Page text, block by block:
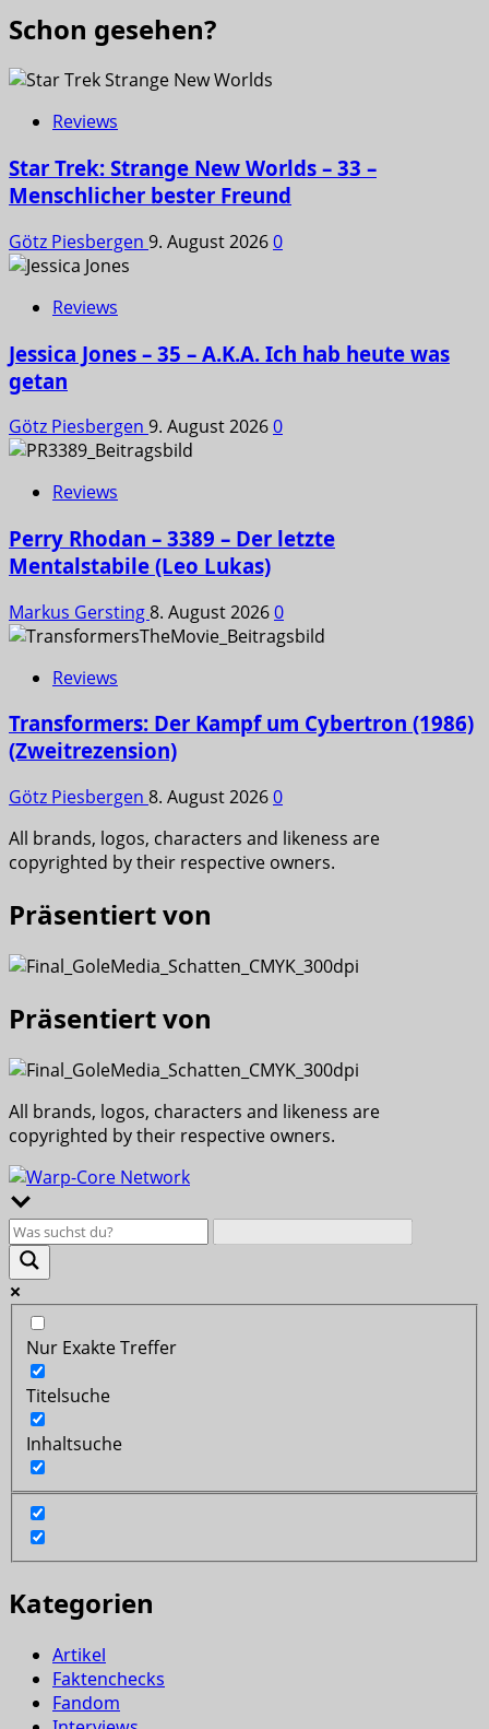
Schon gesehen?
Reviews
Star Trek: Strange New Worlds – 33 –
Menschlicher bester Freund
Götz Piesbergen 9. August 20260
Reviews
Jessica Jones – 35 – A.K.A. Ich hab heute was
getan
Götz Piesbergen 9. August 20260
Reviews
Perry Rhodan – 3389 – Der letzte
Mentalstabile (Leo Lukas)
Markus Gersting8. August 20260
Reviews
Transformers: Der Kampf um Cybertron (1986)
(Zweitrezension)
Götz Piesbergen 8. August 20260
All brands, logos, characters and likeness are
copyrighted by their respective owners.
Präsentiert von
Präsentiert von
All brands, logos, characters and likeness are
copyrighted by their respective owners.
Nur Exakte Treffer
Titelsuche
Inhaltsuche
Kategorien
Artikel
Faktenchecks
Fandom